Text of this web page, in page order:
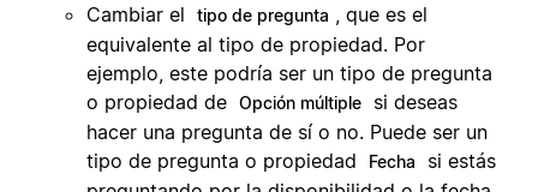
Cambiar el
tipo de pregunta
, que es el
equivalente al tipo de propiedad. Por
ejemplo, este podría ser un tipo de pregunta
o propiedad de Opción múltiple
si deseas
hacer una pregunta de sí o no. Puede ser un
tipo de pregunta o propiedad
Fecha
si estás